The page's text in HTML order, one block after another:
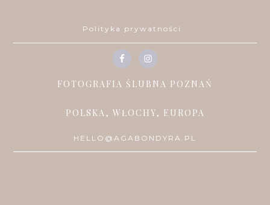
Polityka prywatności
FOTOGRAFIA ŚLUBNA POZNAŃ
POLSKA, WŁOCHY, EUROPA
HELLO@AGABONDYRA.PL